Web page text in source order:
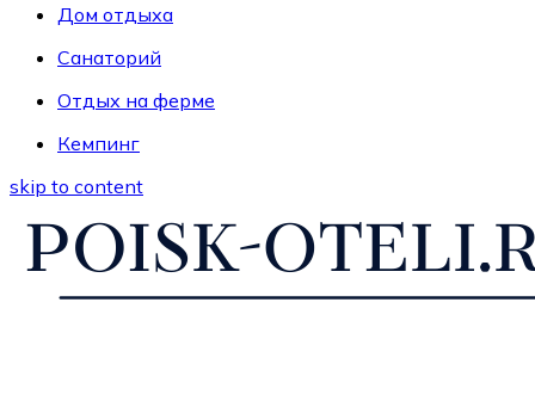
Дом отдыха
Санаторий
Отдых на ферме
Кемпинг
skip to content